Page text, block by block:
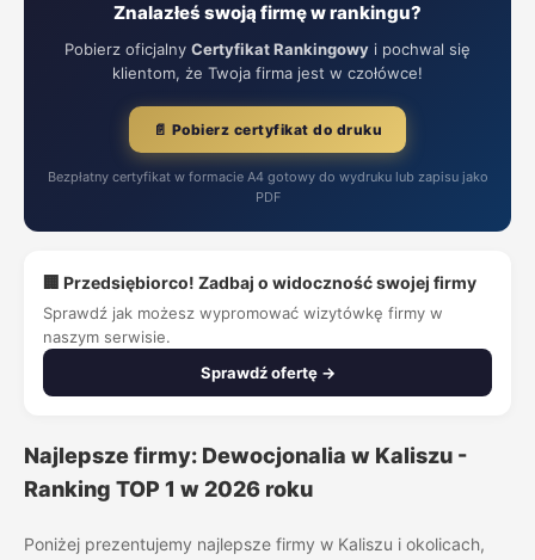
Znalazłeś swoją firmę w rankingu?
Pobierz oficjalny Certyfikat Rankingowy i pochwal się
klientom, że Twoja firma jest w czołówce!
📄 Pobierz certyfikat do druku
Bezpłatny certyfikat w formacie A4 gotowy do wydruku lub zapisu jako
PDF
🏢 Przedsiębiorco! Zadbaj o widoczność swojej firmy
Sprawdź jak możesz wypromować wizytówkę firmy w
naszym serwisie.
Sprawdź ofertę →
Najlepsze firmy: Dewocjonalia w Kaliszu -
Ranking TOP 1 w 2026 roku
Poniżej prezentujemy najlepsze firmy w Kaliszu i okolicach,